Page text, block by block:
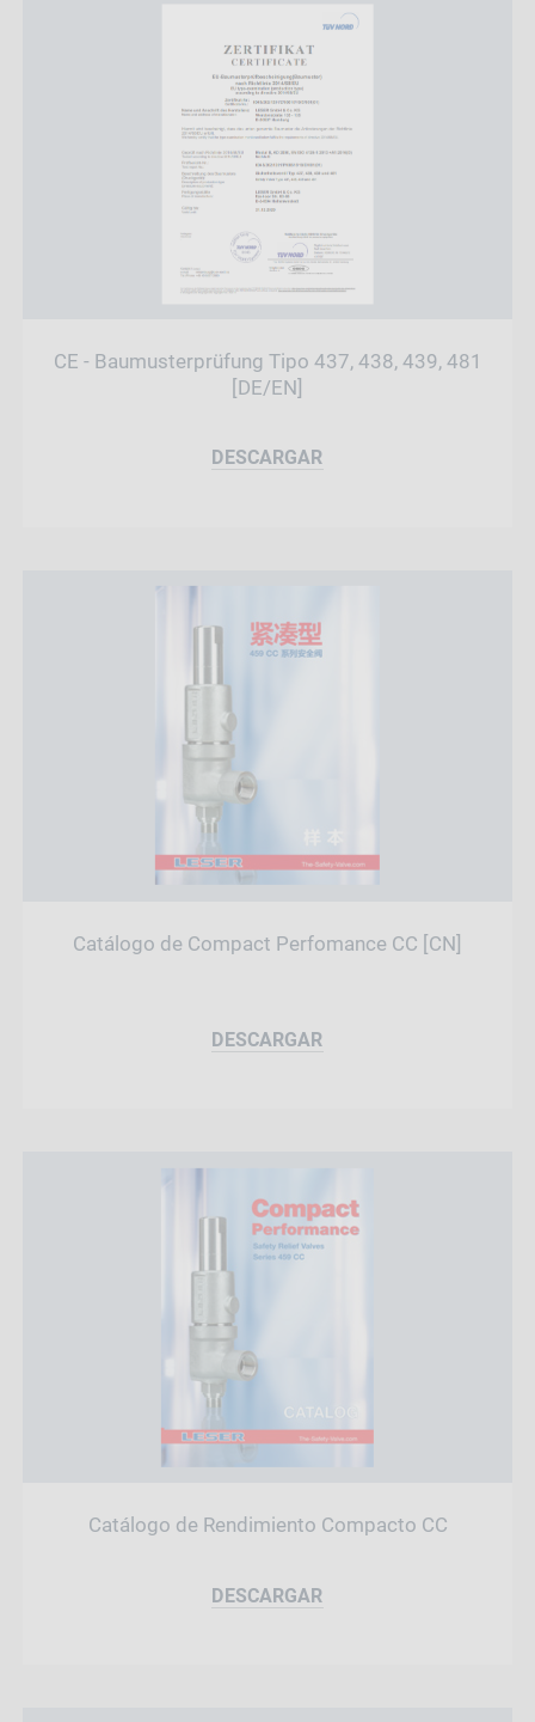
CE - Baumusterprüfung Tipo 437, 438, 439, 481
[DE/EN]
DESCARGAR
Catálogo de Compact Perfomance CC [CN]
DESCARGAR
Catálogo de Rendimiento Compacto CC
DESCARGAR